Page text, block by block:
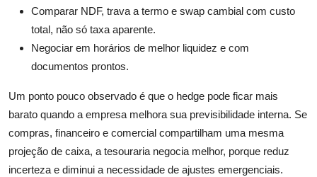
Comparar NDF, trava a termo e swap cambial com custo
total, não só taxa aparente.
Negociar em horários de melhor liquidez e com
documentos prontos.
Um ponto pouco observado é que o hedge pode ficar mais
barato quando a empresa melhora sua previsibilidade interna. Se
compras, financeiro e comercial compartilham uma mesma
projeção de caixa, a tesouraria negocia melhor, porque reduz
incerteza e diminui a necessidade de ajustes emergenciais.